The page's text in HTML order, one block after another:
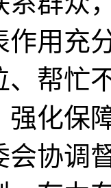
作用充
、帮忙
强化保
会协调